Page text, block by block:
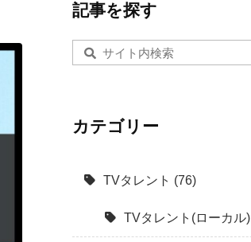
記事を探す
カテゴリー
TVタレント (76)
TVタレント(ローカル)